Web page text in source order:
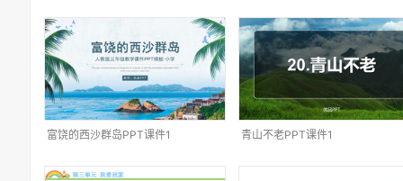
富饶的西沙群岛PPT课件1 青山不老PPT课件1